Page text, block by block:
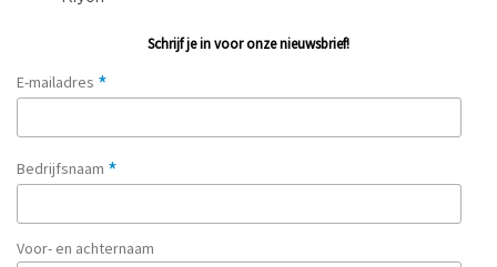
Schrijf je in voor onze nieuwsbrief!
E-mailadres *
Bedrijfsnaam *
Voor- en achternaam